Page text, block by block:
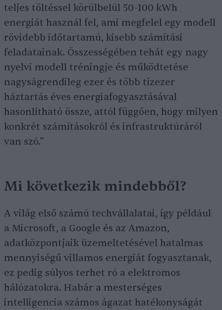
teljes töltéssel körülbelül 50-100 kWh
energiát használ fel, ami megfelel egy modell
rövidebb időtartamú, kisebb számítási
feladatainak. Összességében tehát egy nagy
nyelvi modell tréningje és működtetése
nagyságrendileg ezer és több tízezer
háztartás éves energiafogyasztásával
hasonlítható össze, attól függően, hogy milyen
konkrét számításokról és infrastruktúráról
van szó.”
Mi következik mindebből?
A világ első számú techvállalatai, így például
a Microsoft, a Google és az Amazon,
adatközpontjaik üzemeltetésével hatalmas
mennyiségű villamos energiát fogyasztanak,
ez pedig súlyos terhet ró a elektromos
hálózatokra. Habár a mesterséges
intelligencia számos ágazat hatékonyságát